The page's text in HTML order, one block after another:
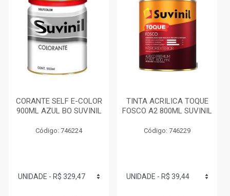
CORANTE SELF E-COLOR
900ML AZUL BO SUVINIL
Código: 746224
TINTA ACRILICA TOQUE
FOSCO A2 800ML SUVINIL
Código: 746229